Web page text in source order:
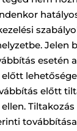
Jelen
esetén
előtt